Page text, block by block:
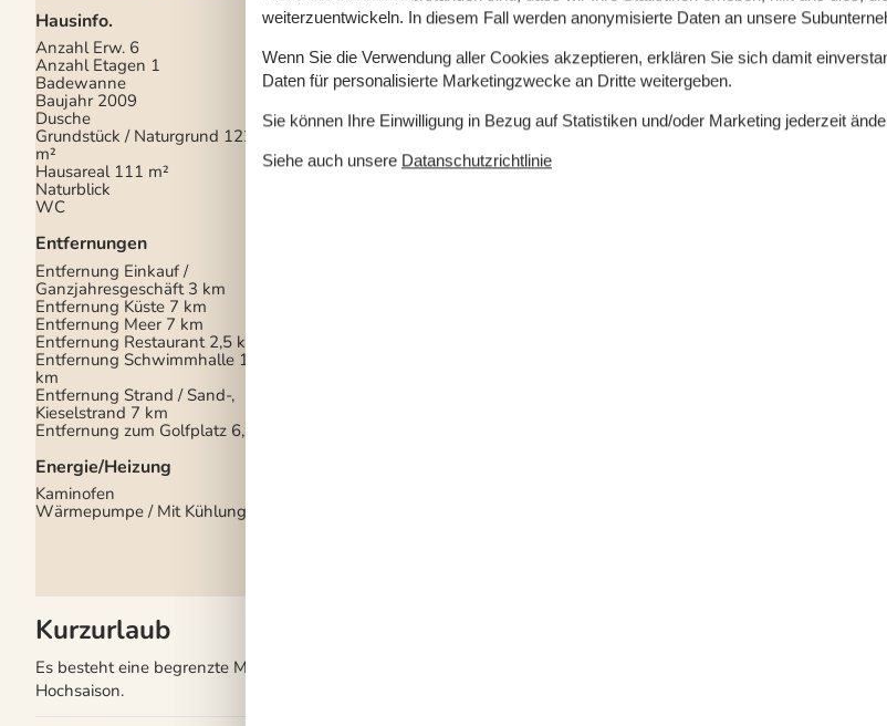
Hausinfo.
Anzahl Erw. 6
Anzahl Etagen 1
Badewanne
Baujahr 2009
Dusche
Grundstück / Naturgrund 1220
m²
Hausareal 111 m²
Naturblick
WC
Entfernungen
Entfernung Einkauf /
Ganzjahresgeschäft 3 km
Entfernung Küste 7 km
Entfernung Meer 7 km
Entfernung Restaurant 2,5 km
Entfernung Schwimmhalle 10
km
Entfernung Strand / Sand-,
Kieselstrand 7 km
Entfernung zum Golfplatz 6,5 km
Energie/Heizung
Kaminofen
Wärmepumpe / Mit Kühlung
Küchengeräte
Abzugshaube
Herd Glaskeramikkochfelder
Kaffeemaschine
Gefrierschrank mit 3 Schubladen
Spülmaschine
Waschmaschine
Draußen
Carport
Gartenmöbel
Grill Gas
Parken auf dem Grundstück
Kurzurlaub
Es besteht eine begrenzte Möglichkeit das ganze Jahr einen Kurzurlaub zu machen, typischerweise außerhalb der
Hochsaison.
weiterzuentwickeln. In diesem Fall werden anonymisierte Daten an unsere
Wenn Sie die Verwendung aller Cookies akzeptieren, erklären Sie sich damit
Daten für personalisierte Marketingzwecke an Dritte weitergeben.
Sie können Ihre Einwilligung in Bezug auf Statistiken und/oder Marketing jederzeit
Siehe auch unsere Datanschutzrichtlinie